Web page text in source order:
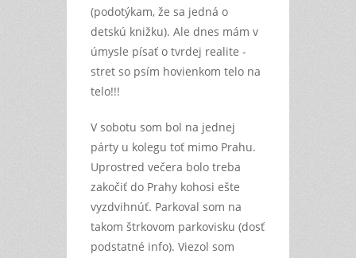
(podotýkam, že sa jedná o
detskú knižku). Ale dnes mám v
úmysle písať o tvrdej realite -
stret so psím hovienkom telo na
telo!!!
V sobotu som bol na jednej
párty u kolegu toť mimo Prahu.
Uprostred večera bolo treba
zakočiť do Prahy kohosi ešte
vyzdvihnúť. Parkoval som na
takom štrkovom parkovisku (dosť
podstatné info). Viezol som